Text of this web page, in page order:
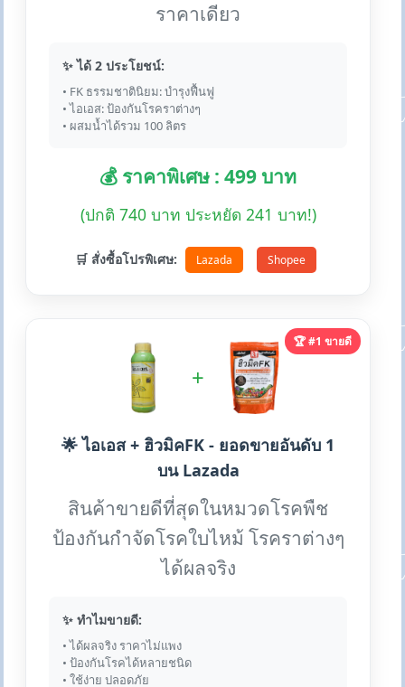
ราคาเดียว
✨ ได้ 2 ประโยชน์:
• FK ธรรมชาตินิยม: บำรุงฟื้นฟู
• ไอเอส: ป้องกันโรคราต่างๆ
• ผสมน้ำได้รวม 100 ลิตร
💰 ราคาพิเศษ : 499 บาท
(ปกติ 740 บาท ประหยัด 241 บาท!)
🛒 สั่งซื้อโปรพิเศษ: Lazada Shopee
🏆 #1 ขายดี
+
🌟 ไอเอส + ฮิวมิคFK - ยอดขายอันดับ 1
บน Lazada
สินค้าขายดีที่สุดในหมวดโรคพืช
ป้องกันกำจัดโรคใบไหม้ โรคราต่างๆ
ได้ผลจริง
✨ ทำไมขายดี:
• ได้ผลจริง ราคาไม่แพง
• ป้องกันโรคได้หลายชนิด
• ใช้ง่าย ปลอดภัย